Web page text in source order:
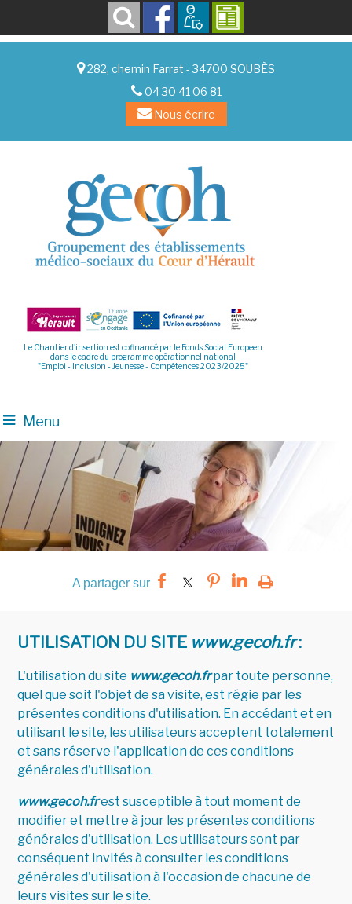
282, chemin Farrat - 34700 SOUBÈS
04 30 41 06 81
Nous écrire
Le Chantier d'insertion est cofinancé par le Fonds Social Europeen
dans le cadre du programme opérationnel national
"Emploi - Inclusion - Jeunesse - Compétences 2023/2025"
Menu
UTILISATION DU SITE www.gecoh.fr:
L'utilisation du site www.gecoh.frpar toute personne,
quel que soit l'objet de sa visite, est régie par les
présentes conditions d'utilisation. En accédant et en
utilisant le site, les utilisateurs acceptent totalement
et sans réserve l'application de ces conditions
générales d'utilisation.
www.gecoh.frest susceptible à tout moment de
modifier et mettre à jour les présentes conditions
générales d'utilisation. Les utilisateurs sont par
conséquent invités à consulter les conditions
générales d'utilisation à l'occasion de chacune de
leurs visites sur le site.